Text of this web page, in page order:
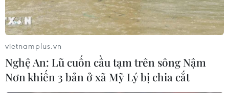
vietnamplus.vn
Nghệ An: Lũ cuốn cầu tạm trên sông Nậm
Nơn khiến 3 bản ở xã Mỹ Lý bị chia cắt